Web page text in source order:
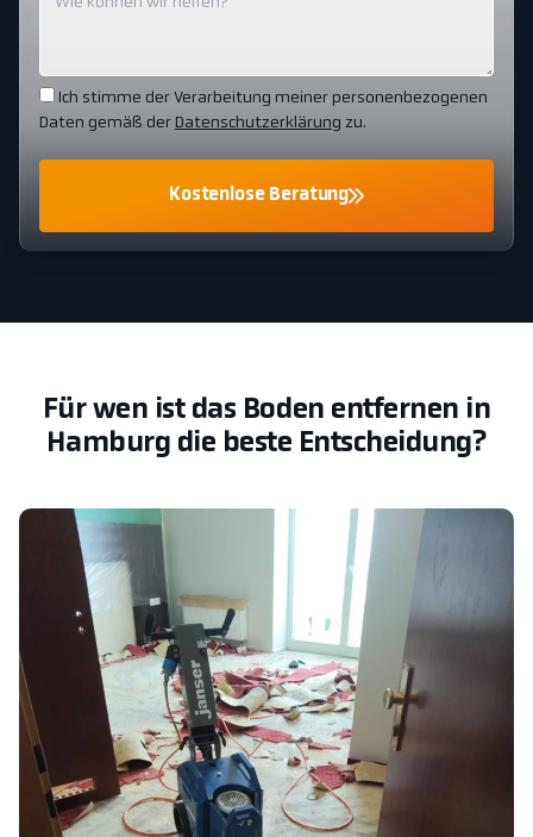
Ich stimme der Verarbeitung meiner personenbezogenen
Daten gemäß der Datenschutzerklärung zu.
Kostenlose Beratung
Für wen ist das Boden entfernen in
Hamburg die beste Entscheidung?